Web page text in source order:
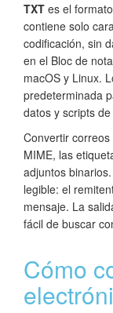
TXT es el
contiene solo
codificación, sin
en el Bloc de
macOS y Linux.
predeterminada
datos y scripts
Convertir
MIME, las
adjuntos
legible: el
mensaje. La
fácil de buscar
Cómo